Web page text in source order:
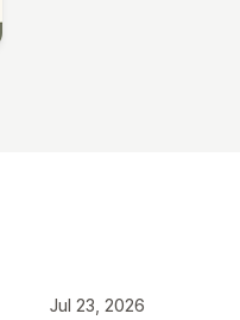
Jul 23, 2026